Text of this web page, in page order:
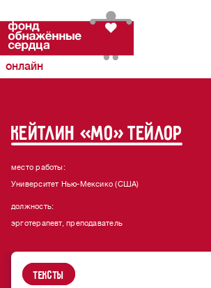
онлайн
Кейтлин «Мо» Тейлор
место работы :
Университет Нью-Мексико (США)
должность:
эрготерапевт, преподаватель
Тексты